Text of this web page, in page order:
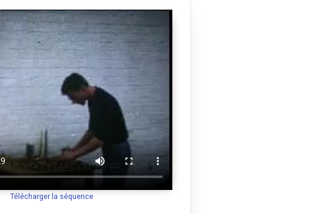
Télécharger la séquence